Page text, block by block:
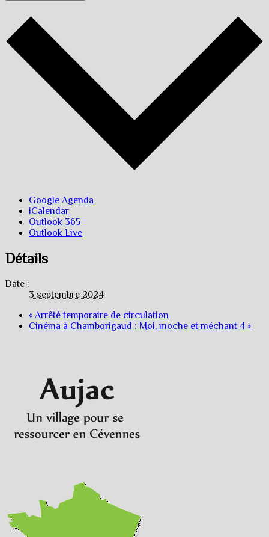
Google Agenda
iCalendar
Outlook 365
Outlook Live
Détails
Date :
3 septembre 2024
« Arrêté temporaire de circulation
Cinéma à Chamborigaud : Moi, moche et méchant 4 »